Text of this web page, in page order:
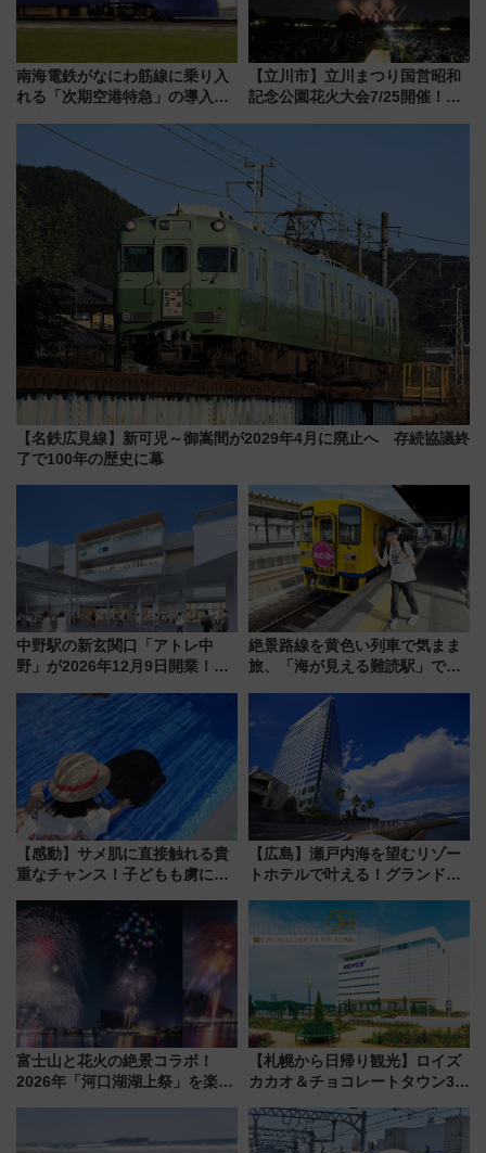
南海電鉄がなにわ筋線に乗り入
れる「次期空港特急」の導入を
日本初の鉄道デザイン
【立川市】立川まつり国営昭和
記念公園花火大会7/25開催！
【名鉄広見線】新可児～御嵩間が2029年4月に廃止へ 存続協議終
了で100年の歴史に幕
中野駅の新玄関口「アトレ中
野」が2026年12月9日開業！新
注目スポット
絶景路線を黄色い列車で気まま
旅、「海が見える難読駅」で幸
「新・鉄道ひとり旅」279回目
の舞台は「島原鉄道」
【感動】サメ肌に直接触れる貴
重なチャンス！子どもも虜にな
メのタッチングプール」【夏休
み限定企画】
【広島】瀬戸内海を望むリゾー
トホテルで叶える！グランドプ
ディング＆カジュアルパーティ
ープラン
富士山と花火の絶景コラボ！
2026年「河口湖湖上祭」を楽し
【札幌から日帰り観光】ロイズ
カカオ＆チョコレートタウン3周
詰め放題を開催、ロイズタウン
駅からのアクセスも